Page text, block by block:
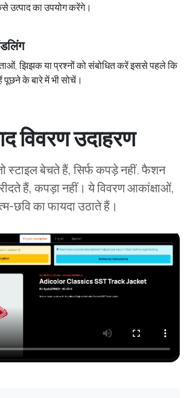
उत्पाद का उपयोग करेंगे।
झिझक या प्रश्नों को संबोधित करें इससे पहले कि
पूछने के बारे में भी सोचें।
विवरण उदाहरण
स्टाइल बेचते हैं, सिर्फ कपड़े नहीं. फैशन
हैं, कपड़ा नहीं। ये विवरण आकांक्षाओं,
छवि का फायदा उठाते हैं।